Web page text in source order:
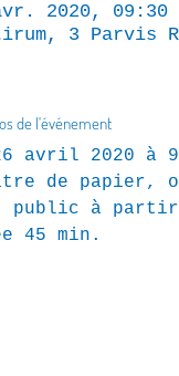
2020, 09:30
3 Parvis
de l'événement
avril 2020 à
de papier,
public à partir
45 min.